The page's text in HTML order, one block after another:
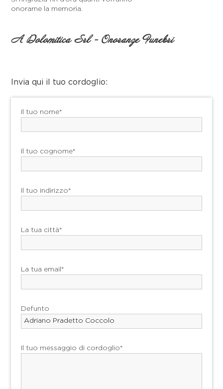
onorarne la memoria.
A Dolomitica Srl - Onoranze Funebri
Invia qui il tuo cordoglio:
Il tuo nome*
Il tuo cognome*
Il tuo indirizzo*
La tua città*
La tua email*
Defunto
Il tuo messaggio di cordoglio*